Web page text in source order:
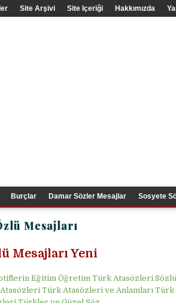
Site Arşivi Site Içeriği Hakkımızda
Burçlar Damar Sözler Mesajlar Sosyete
Mesajları
Mesajları Yeni
Eğitim Öğretim Türk Atasözleri
Türk Atasözleri ve Anlamları Türk